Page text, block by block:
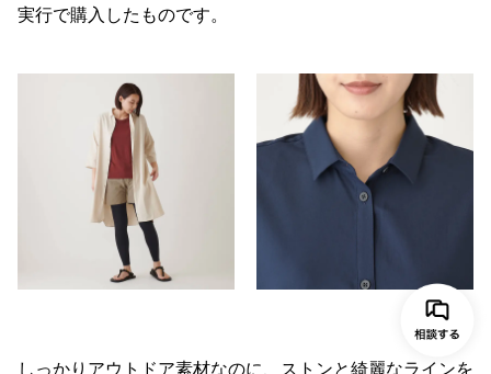
実行で購入したものです。
しっかりアウトドア素材なのに、ストンと綺麗なラインを